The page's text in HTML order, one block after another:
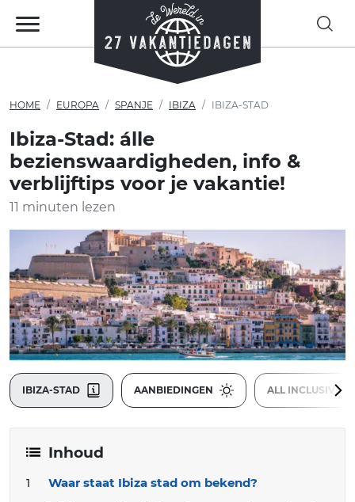
HOME EUROPA SPANJE IBIZA IBIZA-STAD
Ibiza-Stad: álle
bezienswaardigheden, info &
verblijftips voor je vakantie!
11 minuten lezen
IBIZA-STAD AANBIEDINGEN ALL INCLUSIVE
Inhoud
Waar staat Ibiza stad om bekend?